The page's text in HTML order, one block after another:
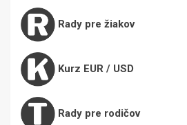
Rady pre žiakov
Kurz EUR / USD
Rady pre rodičov